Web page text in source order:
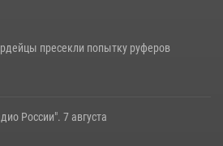
пресекли попытку руферов
России". 7 августа